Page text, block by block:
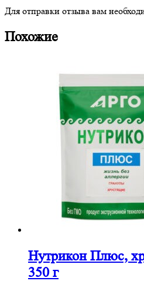
Для отправки отзыва вам
Похожие
Нутрикон Плюс,
350 г